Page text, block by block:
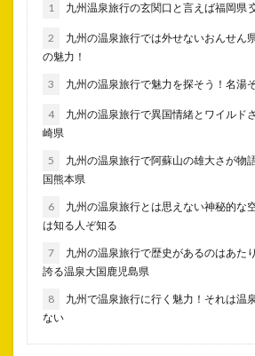
1 九州温泉旅行の玄関口と言えば福岡県
2
九州の温泉旅行では外せないおんせん
の魅力！
3 九州の温泉旅行で魅力を探そう！名湯
4
九州の温泉旅行で異国情緒とワイルド
崎県
5
九州の温泉旅行で阿蘇山の雄大さが物
国熊本県
6
九州の温泉旅行とは思えない神秘的な
は知る人ぞ知る
7
九州の温泉旅行で歴史があるのはあた
誇る温泉大国鹿児島県
8
九州で温泉旅行に行く魅力！それは温
ない